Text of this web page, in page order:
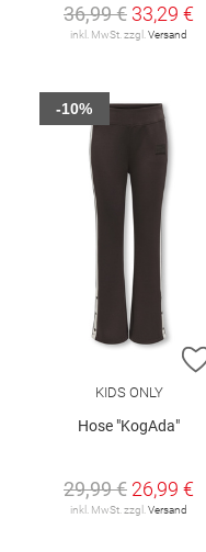
36,99 € 33,29 €
inkl. MwSt. zzgl. Versand
KIDS ONLY
Hose "KogAda"
29,99 € 26,99 €
inkl. MwSt. zzgl. Versand
-10%